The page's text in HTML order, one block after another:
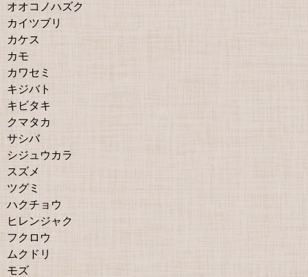
オオコノハズク
カイツブリ
カケス
カモ
カワセミ
キジバト
キビタキ
クマタカ
サシバ
シジュウカラ
スズメ
ツグミ
ハクチョウ
ヒレンジャク
フクロウ
ムクドリ
モズ